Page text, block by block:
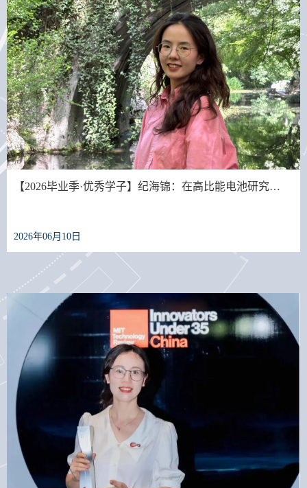
【2026毕业季·优秀学子】纪海锦：在高比能电池研究…
2026年06月10日